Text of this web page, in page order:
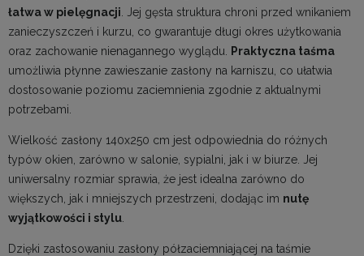
łatwa w pielęgnacji . Jej gęsta struktura chroni przed wnikaniem
zanieczyszczeń i kurzu, co gwarantuje długi okres użytkowania
oraz zachowanie nienagannego wyglądu.
Praktyczna taśma
umożliwia płynne zawieszanie zasłony na karniszu, co ułatwia
dostosowanie poziomu zaciemnienia zgodnie z aktualnymi
potrzebami.
Wielkość zasłony 140x250 cm jest odpowiednia do różnych
typów okien, zarówno w salonie, sypialni, jak i w biurze. Jej
uniwersalny rozmiar sprawia, że jest idealna zarówno do
większych, jak i mniejszych przestrzeni, dodając im nutę
wyjątkowości i stylu
Dzięki zastosowaniu zasłony półzaciemniającej na taśmie